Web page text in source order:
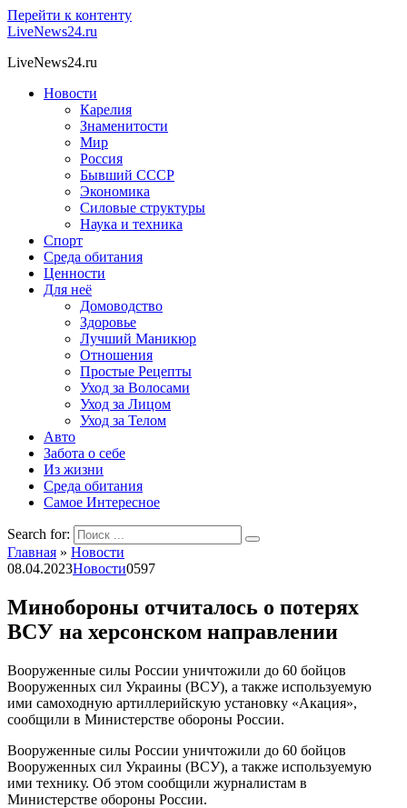
Перейти к контенту
LiveNews24.ru
LiveNews24.ru
Новости
Карелия
Знаменитости
Мир
Россия
Бывший СССР
Экономика
Силовые структуры
Наука и техника
Спорт
Среда обитания
Ценности
Для неё
Домоводство
Здоровье
Лучший Маникюр
Отношения
Простые Рецепты
Уход за Волосами
Уход за Лицом
Уход за Телом
Авто
Забота о себе
Из жизни
Среда обитания
Самое Интересное
Search for:
Главная » Новости
08.04.2023Новости0597
Минобороны отчиталось о потерях
ВСУ на херсонском направлении
Вооруженные силы России уничтожили до 60 бойцов
Вооруженных сил Украины (ВСУ), а также используемую
ими самоходную артиллерийскую установку «Акация»,
сообщили в Министерстве обороны России.
Вооруженные силы России уничтожили до 60 бойцов
Вооруженных сил Украины (ВСУ), а также используемую
ими технику. Об этом сообщили журналистам в
Министерстве обороны России.